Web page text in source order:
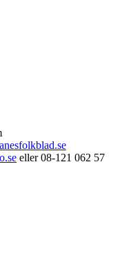
eller 08-121 062 57